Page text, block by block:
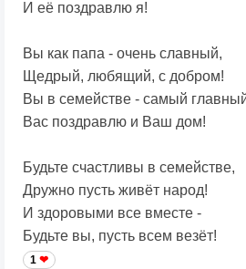
И её поздравлю я!
Вы как папа - очень славный,
Щедрый, любящий, с добром!
Вы в семействе - самый
Вас поздравлю и Ваш дом!
Будьте счастливы в семействе,
Дружно пусть живёт народ!
И здоровыми все вместе -
Будьте вы, пусть всем везёт!
1